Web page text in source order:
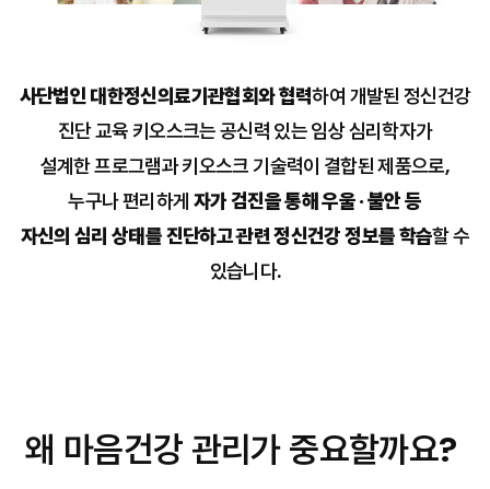
사단법인 대한정신의료기관협회와 협력하여 개발된 정신건강
진단 교육 키오스크는 공신력 있는 임상 심리학자가
설계한 프로그램과 키오스크 기술력이 결합된 제품으로,
누구나 편리하게 자가 검진을 통해 우울 · 불안 등
자신의 심리 상태를 진단하고 관련 정신건강 정보를 학습할 수
있습니다.
왜 마음건강 관리가 중요할까요?